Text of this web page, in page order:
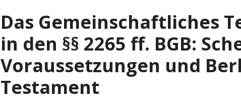
Das Gemeinschaftliches
in den §§ 2265 ff. BGB:
Voraussetzungen und
Testament